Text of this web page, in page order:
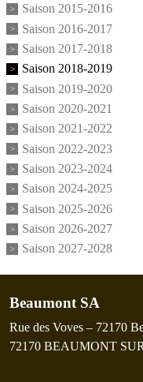
Saison 2015-2016
Saison 2016-2017
Saison 2017-2018
Saison 2018-2019
Saison 2019-2020
Saison 2020-2021
Saison 2021-2022
Saison 2022-2023
Saison 2023-2024
Saison 2024-2025
Saison 2025-2026
Saison 2026-2027
Saison 2027-2028
Beaumont SA
Rue des Voves – 72170
72170 BEAUMONT